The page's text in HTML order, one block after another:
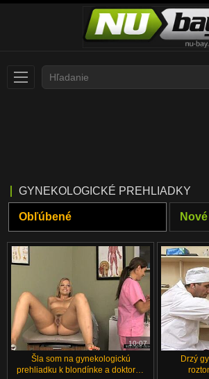
Deutsch
Српски
Norsk
ภาษาไทย
한국어
汉语
Suomi
Bahasa Melayu
Italiano
日本
GYNEKOLOGICKÉ PREHLIADKY
Obľúbené Nové
10:07
Šla som na gynekologickú
prehliadku k blondínke a doktorka
Drzý